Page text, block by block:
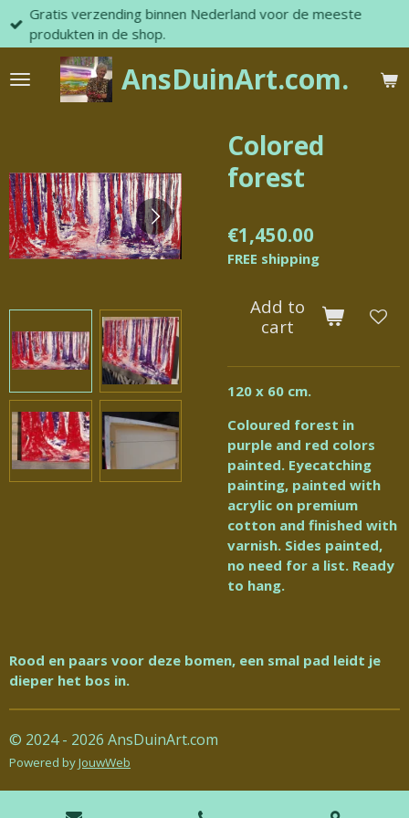
Skip
content
AnsDuinArt.com.
Gratis verzending binnen Nederland voor de meeste
produkten in de shop.
Colored
forest
€1,450.00
FREE shipping
Add to
cart
120 x 60 cm.
Coloured forest in
purple and red colors
painted. Eyecatching
painting, painted with
acrylic on premium
cotton and finished with
varnish. Sides painted,
no need for a list. Ready
to hang.
Rood en paars voor deze bomen, een smal pad leidt je
dieper het bos in.
© 2024 - 2026 AnsDuinArt.com
Powered byJouwWeb